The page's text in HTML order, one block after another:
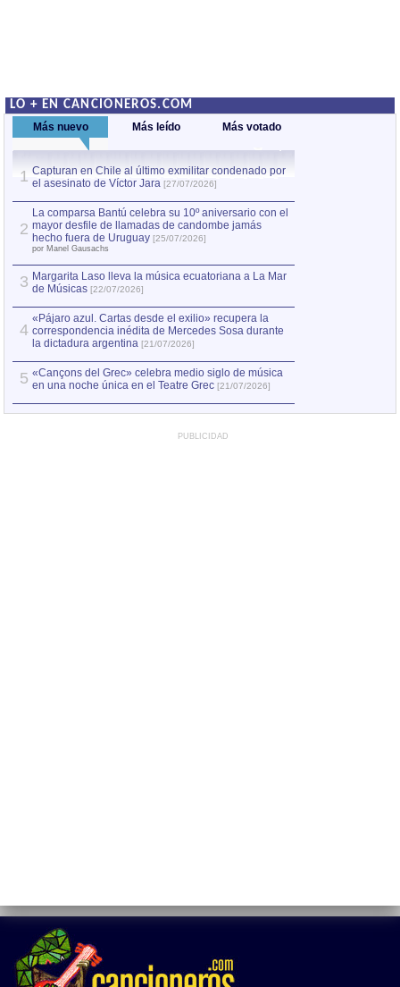
LO + EN CANCIONEROS.COM
Más nuevo Más leído Más votado
1 Capturan en Chile al último exmilitar condenado por
el asesinato de Víctor Jara [27/07/2026]
2
La comparsa Bantú celebra su 10º aniversario con el
mayor desfile de llamadas de candombe jamás
hecho fuera de Uruguay [25/07/2026]
por Manel Gausachs
3 Margarita Laso lleva la música ecuatoriana a La Mar
de Músicas [22/07/2026]
4
«Pájaro azul. Cartas desde el exilio» recupera la
correspondencia inédita de Mercedes Sosa durante
la dictadura argentina [21/07/2026]
5 «Cançons del Grec» celebra medio siglo de música
en una noche única en el Teatre Grec [21/07/2026]
PUBLICIDAD